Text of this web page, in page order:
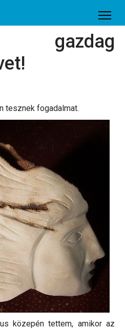
gazdag
tesznek fogadalmat.
közepén tettem, amikor az